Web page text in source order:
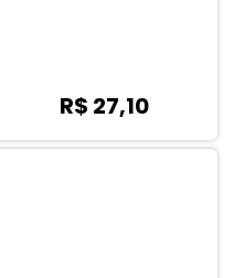
R$ 27,10